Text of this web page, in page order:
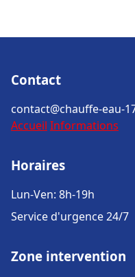
Contact
contact@chauffe-eau-
Accueil Informations
Horaires
Lun-Ven: 8h-19h
Service d'urgence 24/7
Zone intervention